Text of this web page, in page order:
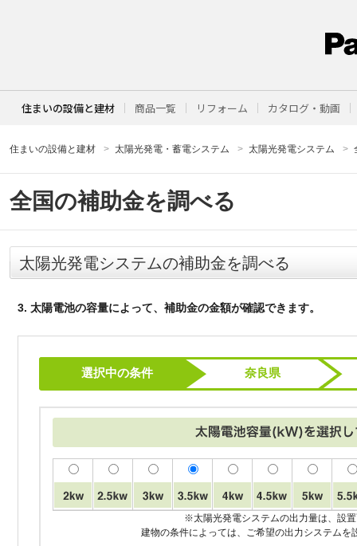
住まいの設備と建材 商品一覧 リフォーム カタログ・動画
住まいの設備と建材 太陽光発電・蓄電システム 太陽光発電システム
全国の補助金を調べる
太陽光発電システムの補助金を調べる
3. 太陽電池の容量によって、補助金の金額が確認できます。
選択中の条件 奈良県
※太陽光発電システムの出力量は、設
建物の条件によっては、ご希望の出力システムを